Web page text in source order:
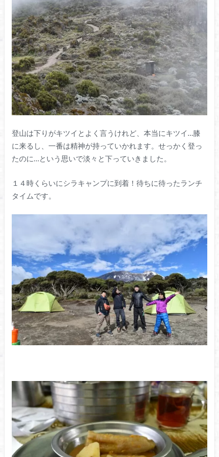
登山は下りがキツイとよく言うけれど、本当にキツイ…膝
に来るし、一番は精神が持っていかれます。せっかく登っ
たのに…という思いで淡々と下っていきました。
１４時くらいにシラキャンプに到着！待ちに待ったランチ
タイムです。